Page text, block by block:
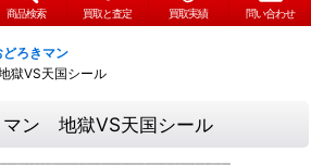
商品検索 買取と査定 買取実績 問い合わせ
どろきマン
VS天国シール
ン 地獄VS天国シール